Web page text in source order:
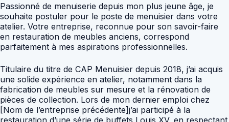
Passionné de menuiserie depuis mon plus jeune âge, je
souhaite postuler pour le poste de menuisier dans votre
atelier. Votre entreprise, reconnue pour son savoir-faire
en restauration de meubles anciens, correspond
parfaitement à mes aspirations professionnelles.
Titulaire du titre de CAP Menuisier depuis 2018, j’ai acquis
une solide expérience en atelier, notamment dans la
fabrication de meubles sur mesure et la rénovation de
pièces de collection. Lors de mon dernier emploi chez
[Nom de l’entreprise précédente]j’ai participé à la
restauration d’une série de buffets Louis XV, en respectant